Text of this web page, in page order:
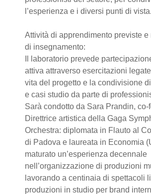
l’esperienza e i diversi punti di vista.
Attività di apprendimento previste
di insegnamento:
Il laboratorio prevede
attiva attraverso esercitazioni
vita del progetto e la condivisione
e casi studio da parte di
Sarà condotto da Sara Prandin, co-
Direttrice artistica della Gaga
Orchestra: diplomata in Flauto al
di Padova e laureata in Economia
maturato un’esperienza decennale
nell’organizzazione di produzioni
lavorando a centinaia di spettacoli
produzioni in studio per brand